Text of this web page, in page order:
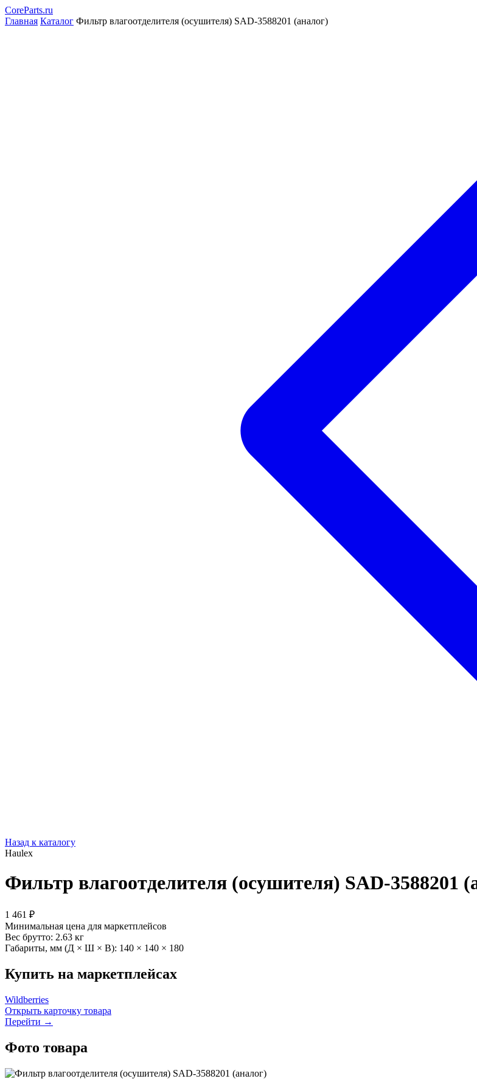
CoreParts.ru
Главная Каталог Фильтр влагоотделителя (осушителя) SAD-3588201 (аналог)
Назад к каталогу
Haulex
Фильтр влагоотделителя (осушителя) SAD-3588201
1 461 ₽
Минимальная цена для маркетплейсов
Вес брутто: 2.63 кг
Габариты, мм (Д × Ш × В): 140 × 140 × 180
Купить на маркетплейсах
Wildberries
Открыть карточку товара
Перейти →
Фото товара